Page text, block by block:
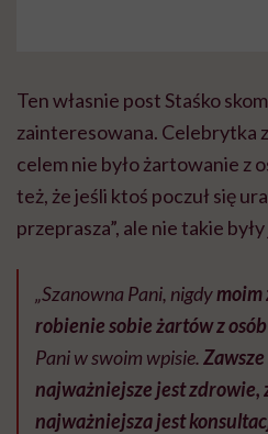
Ten własnie post Staśko
zainteresowana. Celebrytka
celem nie było żartowanie z
też, że jeśli ktoś poczuł się
przeprasza”, ale nie takie
„Szanowna Pani, nigdymoim
robienie sobie żartów z
Pani w swoim wpisie.
najważniejsze jest zdrowie,
najważniejsza jest